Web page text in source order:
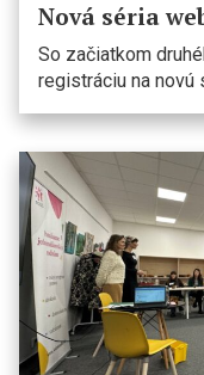
Nová séria
So začiatkom
registráciu na novú